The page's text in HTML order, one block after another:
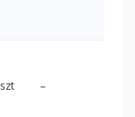
szt –